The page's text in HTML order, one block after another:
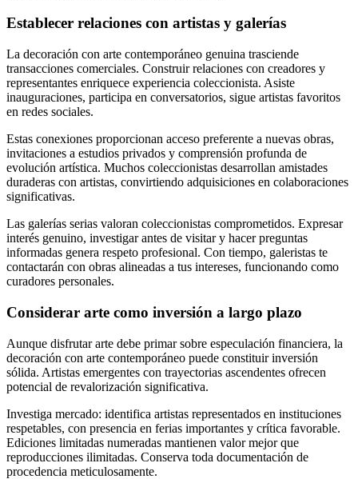
Establecer relaciones con artistas y galerías
La decoración con arte contemporáneo genuina trasciende
transacciones comerciales. Construir relaciones con creadores y
representantes enriquece experiencia coleccionista. Asiste
inauguraciones, participa en conversatorios, sigue artistas favoritos
en redes sociales.
Estas conexiones proporcionan acceso preferente a nuevas obras,
invitaciones a estudios privados y comprensión profunda de
evolución artística. Muchos coleccionistas desarrollan amistades
duraderas con artistas, convirtiendo adquisiciones en colaboraciones
significativas.
Las galerías serias valoran coleccionistas comprometidos. Expresar
interés genuino, investigar antes de visitar y hacer preguntas
informadas genera respeto profesional. Con tiempo, galeristas te
contactarán con obras alineadas a tus intereses, funcionando como
curadores personales.
Considerar arte como inversión a largo plazo
Aunque disfrutar arte debe primar sobre especulación financiera, la
decoración con arte contemporáneo puede constituir inversión
sólida. Artistas emergentes con trayectorias ascendentes ofrecen
potencial de revalorización significativa.
Investiga mercado: identifica artistas representados en instituciones
respetables, con presencia en ferias importantes y crítica favorable.
Ediciones limitadas numeradas mantienen valor mejor que
reproducciones ilimitadas. Conserva toda documentación de
procedencia meticulosamente.